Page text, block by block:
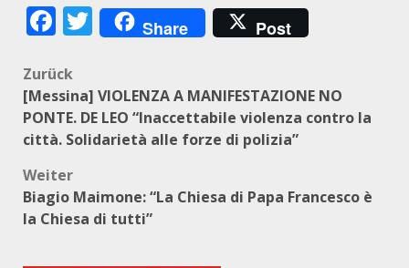
Facebook
Twitter
Share Post
Beitragsnavigation
Zurück
[Messina] VIOLENZA A MANIFESTAZIONE NO
PONTE. DE LEO “Inaccettabile violenza contro la
città. Solidarietà alle forze di polizia”
Weiter
Biagio Maimone: “La Chiesa di Papa Francesco è
la Chiesa di tutti”